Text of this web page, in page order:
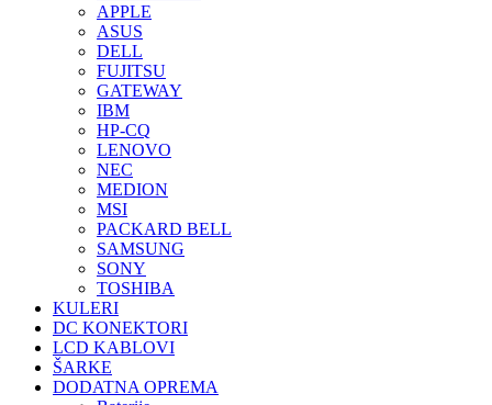
APPLE
ASUS
DELL
FUJITSU
GATEWAY
IBM
HP-CQ
LENOVO
NEC
MEDION
MSI
PACKARD BELL
SAMSUNG
SONY
TOSHIBA
KULERI
DC KONEKTORI
LCD KABLOVI
ŠARKE
DODATNA OPREMA